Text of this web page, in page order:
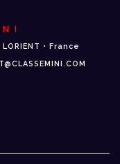
LORIENT • France